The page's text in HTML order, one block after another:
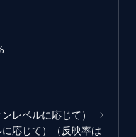
ンレベルに応じて） ⇒
応じて）（反映率は